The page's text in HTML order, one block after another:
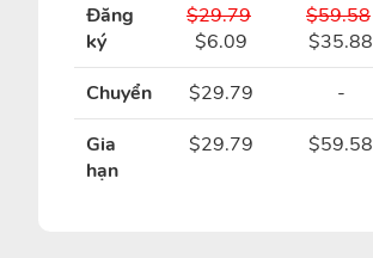
Đăng
ký
$29.79
$6.09
$59.58
$35.88
Chuyển
$29.79 -
Gia
hạn
$29.79 $59.58